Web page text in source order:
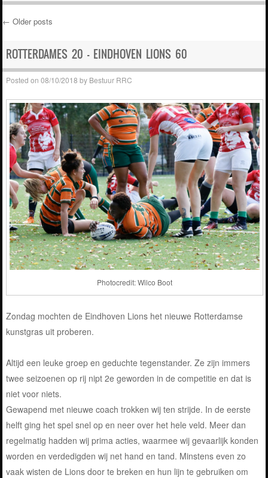
Post navigation
← Older posts
ROTTERDAMES 20 – EINDHOVEN LIONS 60
Posted on08/10/2018 by Bestuur RRC
Photocredit: Wilco Boot
Zondag mochten de Eindhoven Lions het nieuwe Rotterdamse
kunstgras uit proberen.
Altijd een leuke groep en geduchte tegenstander. Ze zijn immers
twee seizoenen op rij nipt 2e geworden in de competitie en dat is
niet voor niets.
Gewapend met nieuwe coach trokken wij ten strijde. In de eerste
helft ging het spel snel op en neer over het hele veld. Meer dan
regelmatig hadden wij prima acties, waarmee wij gevaarlijk konden
worden en verdedigden wij net hand en tand. Minstens even zo
vaak wisten de Lions door te breken en hun lijn te gebruiken om